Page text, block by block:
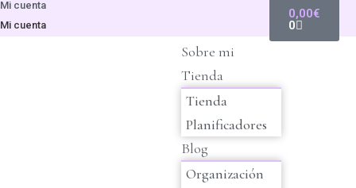
Mi cuenta
Mi cuenta
0,00€
0
Sobre mi
Tienda
Tienda
Planificadores
Blog
Organización